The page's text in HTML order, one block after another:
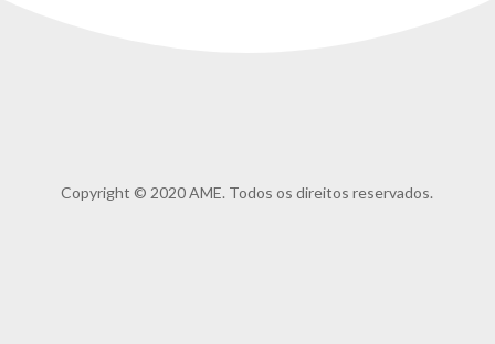
Copyright © 2020 AME. Todos os direitos reservados.